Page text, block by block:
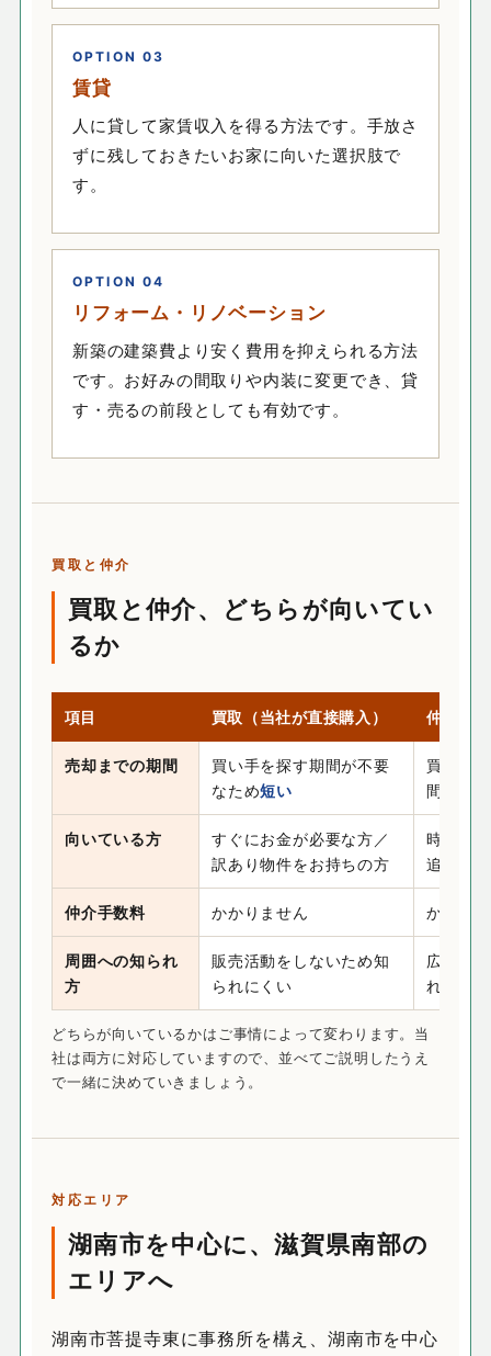
OPTION 03
賃貸
人に貸して家賃収入を得る方法です。手放さ
ずに残しておきたいお家に向いた選択肢で
す。
OPTION 04
リフォーム・リノベーション
新築の建築費より安く費用を抑えられる方法
です。お好みの間取りや内装に変更でき、貸
す・売るの前段としても有効です。
買取と仲介
買取と仲介、どちらが向いてい
るか
項目 買取（当社が直接購入） 仲介（
売却までの期間
買い手を探す期間が不要
なため短い
買い手
間がか
向いている方
すぐにお金が必要な方／
訳あり物件をお持ちの方
時間を
追いた
仲介手数料 かかりません かかり
周囲への知られ
方
販売活動をしないため知
られにくい
広告や
れる可
どちらが向いているかはご事情によって変わります。当
社は両方に対応していますので、並べてご説明したうえ
で一緒に決めていきましょう。
対応エリア
湖南市を中心に、滋賀県南部の
エリアへ
湖南市菩提寺東に事務所を構え、湖南市を中心